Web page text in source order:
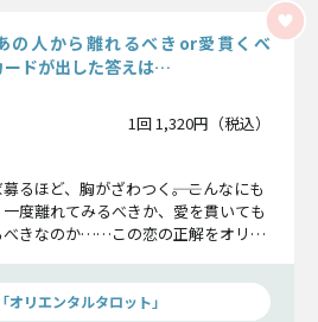
の人から離れるべきor愛貫くべ
ードが出した答えは…
1回 1,320円（税込）
るほど、胸がざわつく――。こんなにも
度離れてみるべきか、愛を貫いても
べきなのか……この恋の正解をオリエ
オリエンタルタロット」